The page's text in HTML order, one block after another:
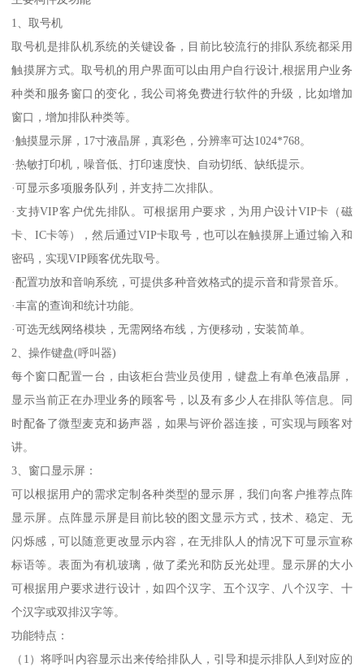
1、取号机
取号机是排队机系统的关键设备，目前比较流行的排队系统都采用
触摸屏方式。取号机的用户界面可以由用户自行设计,根据用户业务
种类和服务窗口的变化，我公司将免费进行软件的升级，比如增加
窗口，增加排队种类等。
·触摸显示屏，17寸液晶屏，真彩色，分辨率可达1024*768。
·热敏打印机，噪音低、打印速度快、自动切纸、缺纸提示。
·可显示多项服务队列，并支持二次排队。
·支持VIP客户优先排队。可根据用户要求，为用户设计VIP卡（磁
卡、IC卡等），然后通过VIP卡取号，也可以在触摸屏上通过输入和
密码，实现VIP顾客优先取号。
·配置功放和音响系统，可提供多种音效格式的提示音和背景音乐。
·丰富的查询和统计功能。
·可选无线网络模块，无需网络布线，方便移动，安装简单。
2、操作键盘(呼叫器)
每个窗口配置一台，由该柜台营业员使用，键盘上有单色液晶屏，
显示当前正在办理业务的顾客号，以及有多少人在排队等信息。同
时配备了微型麦克和扬声器，如果与评价器连接，可实现与顾客对
讲。
3、窗口显示屏：
可以根据用户的需求定制各种类型的显示屏，我们向客户推荐点阵
显示屏。点阵显示屏是目前比较的图文显示方式，技术、稳定、无
闪烁感，可以随意更改显示内容，在无排队人的情况下可显示宣称
标语等。表面为有机玻璃，做了柔光和防反光处理。显示屏的大小
可根据用户要求进行设计，如四个汉字、五个汉字、八个汉字、十
个汉字或双排汉字等。
功能特点：
（1）将呼叫内容显示出来传给排队人，引导和提示排队人到对应的